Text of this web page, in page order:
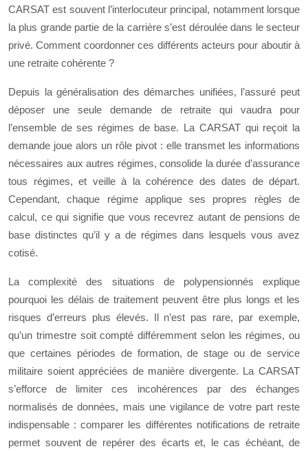
CARSAT est souvent l’interlocuteur principal, notamment lorsque
la plus grande partie de la carrière s’est déroulée dans le secteur
privé. Comment coordonner ces différents acteurs pour aboutir à
une retraite cohérente ?
Depuis la généralisation des démarches unifiées, l’assuré peut
déposer une seule demande de retraite qui vaudra pour
l’ensemble de ses régimes de base. La CARSAT qui reçoit la
demande joue alors un rôle pivot : elle transmet les informations
nécessaires aux autres régimes, consolide la durée d’assurance
tous régimes, et veille à la cohérence des dates de départ.
Cependant, chaque régime applique ses propres règles de
calcul, ce qui signifie que vous recevrez autant de pensions de
base distinctes qu’il y a de régimes dans lesquels vous avez
cotisé.
La complexité des situations de polypensionnés explique
pourquoi les délais de traitement peuvent être plus longs et les
risques d’erreurs plus élevés. Il n’est pas rare, par exemple,
qu’un trimestre soit compté différemment selon les régimes, ou
que certaines périodes de formation, de stage ou de service
militaire soient appréciées de manière divergente. La CARSAT
s’efforce de limiter ces incohérences par des échanges
normalisés de données, mais une vigilance de votre part reste
indispensable : comparer les différentes notifications de retraite
permet souvent de repérer des écarts et, le cas échéant, de